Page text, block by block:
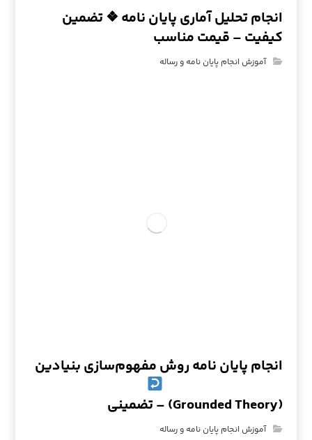
انجام تحلیل آماری پایان نامه ❖ تضمین
کیفیت – قیمت مناسب
آموزش انجام پایان نامه و رساله
انجام پایان نامه روش مفهوم‌سازی بنیادین
(Grounded Theory) – تضمینی
آموزش انجام پایان نامه و رساله